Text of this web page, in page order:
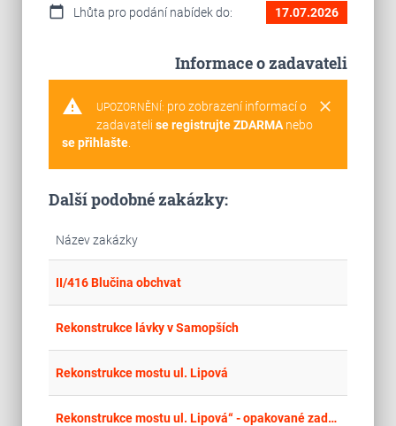
calendar_today Lhůta pro podání nabídek do: 17.07.2026
Informace o zadavateli
warning clear
UPOZORNĚNÍ: pro zobrazení informací o
zadavateli se registrujte ZDARMAnebo
se přihlašte.
Další podobné zakázky:
Název zakázky
II/416 Blučina obchvat
Rekonstrukce lávky v Samopších
Rekonstrukce mostu ul. Lipová
Rekonstrukce mostu ul. Lipová“ - opakované zadávací řízení